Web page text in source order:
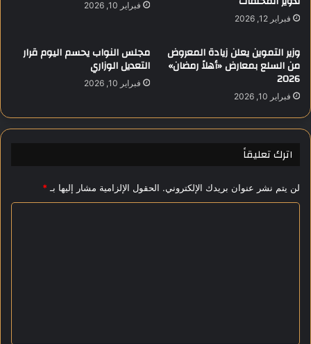
ا
ت
ح
د
ا
ل
د
ر
ا
ا
ف
ا
ل
ا
ا
ط
فبراير 12, 2026
فبراير 10, 2026
وزير التموين يعلن زيادة المعروض
من السلع بمعارض «أهلاً رمضان»
2026
فبراير 10, 2026
مجلس النواب يحسم اليوم قرار
التعديل الوزاري
فبراير 10, 2026
اترك تعليقاً
لن يتم نشر عنوان بريدك الإلكتروني. الحقول الإلزامية مشار إليها بـ *